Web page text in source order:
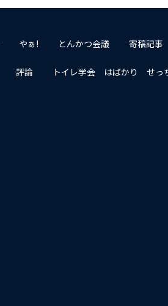
やぁ! とんかつ会議 寄稿記事
評論 トイレ学会 はばかり せっ